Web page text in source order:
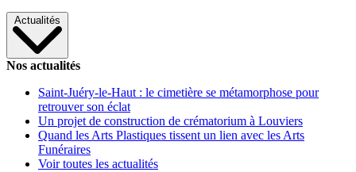
Actualités
Nos actualités
Saint-Juéry-le-Haut : le cimetière se métamorphose pour
retrouver son éclat
Un projet de construction de crématorium à Louviers
Quand les Arts Plastiques tissent un lien avec les Arts
Funéraires
Voir toutes les actualités